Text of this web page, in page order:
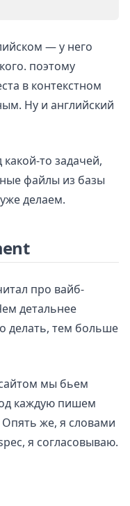
— у него
поэтому
в контекстном
Ну и английский
то задачей,
файлы из базы
делаем.
про вайб-
детальнее
делать, тем больше
мы бьем
каждую пишем
же, я словами
я согласовываю.